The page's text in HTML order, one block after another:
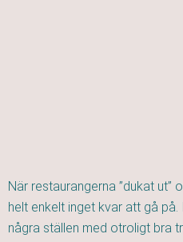
När restaurangerna ”dukat ut”
helt enkelt inget kvar att gå på.
några ställen med otroligt bra